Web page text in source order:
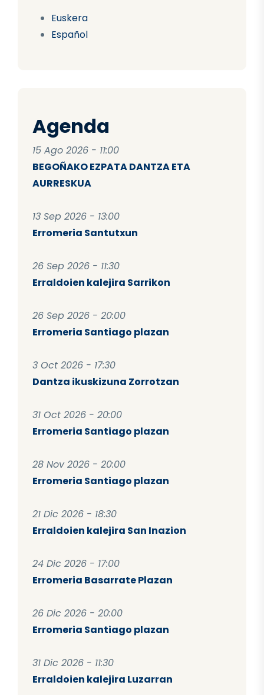
Euskera
Español
Agenda
15 Ago 2026 - 11:00
BEGOÑAKO EZPATA DANTZA ETA
AURRESKUA
13 Sep 2026 - 13:00
Erromeria Santutxun
26 Sep 2026 - 11:30
Erraldoien kalejira Sarrikon
26 Sep 2026 - 20:00
Erromeria Santiago plazan
3 Oct 2026 - 17:30
Dantza ikuskizuna Zorrotzan
31 Oct 2026 - 20:00
Erromeria Santiago plazan
28 Nov 2026 - 20:00
Erromeria Santiago plazan
21 Dic 2026 - 18:30
Erraldoien kalejira San Inazion
24 Dic 2026 - 17:00
Erromeria Basarrate Plazan
26 Dic 2026 - 20:00
Erromeria Santiago plazan
31 Dic 2026 - 11:30
Erraldoien kalejira Luzarran